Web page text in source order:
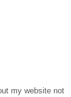
my website not